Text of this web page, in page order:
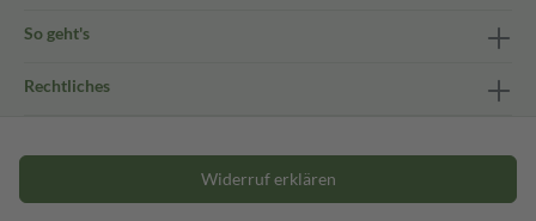
So geht's
Rechtliches
Widerruf erklären